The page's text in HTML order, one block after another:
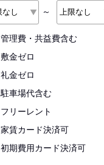
～
管理費・共益費含む
敷金ゼロ
礼金ゼロ
駐車場代含む
フリーレント
家賃カード決済可
初期費用カード決済可